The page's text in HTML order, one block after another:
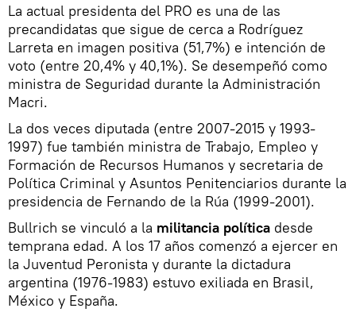
La actual presidenta del PRO es una de las
precandidatas que sigue de cerca a Rodríguez
Larreta en imagen positiva (51,7%) e intención de
voto (entre 20,4% y 40,1%). Se desempeñó como
ministra de Seguridad durante la Administración
Macri.
La dos veces diputada (entre 2007-2015 y 1993-
1997) fue también ministra de Trabajo, Empleo y
Formación de Recursos Humanos y secretaria de
Política Criminal y Asuntos Penitenciarios durante la
presidencia de Fernando de la Rúa (1999-2001).
Bullrich se vinculó a la militancia política desde
temprana edad. A los 17 años comenzó a ejercer en
la Juventud Peronista y durante la dictadura
argentina (1976-1983) estuvo exiliada en Brasil,
México y España.